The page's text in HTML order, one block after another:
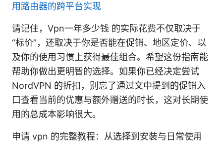
用路由器的跨平台实现
请记住，Vpn一年多少钱 的实际花费不仅取决于
“标价”，还取决于你是否能在促销、地区定价、以
及你的使用习惯上获得最佳组合。希望这份指南能
帮助你做出更明智的选择。如果你已经决定尝试
NordVPN 的折扣，别忘了通过文中提到的促销入
口查看当前的优惠与额外赠送的时长，这对长期使
用的总成本影响很大。
申请 vpn 的完整教程：从选择到安装与日常使用